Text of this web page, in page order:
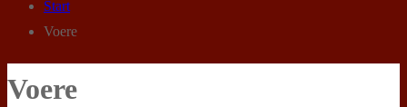
Start
Voere
Voere